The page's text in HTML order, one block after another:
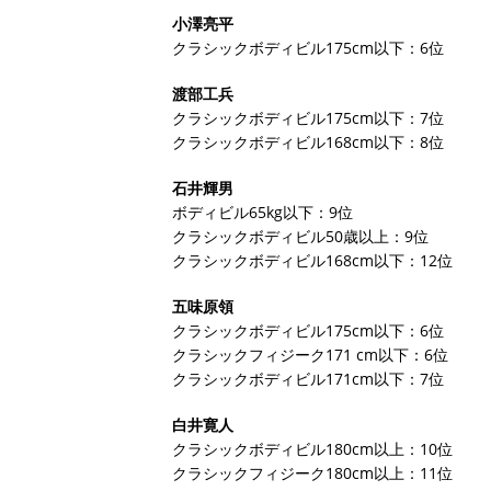
小澤亮平
クラシックボディビル175cm以下：6位
渡部工兵
クラシックボディビル175cm以下：7位
クラシックボディビル168cm以下：8位
石井輝男
ボディビル65kg以下：9位
クラシックボディビル50歳以上：9位
クラシックボディビル168cm以下：12位
五味原領
クラシックボディビル175cm以下：6位
クラシックフィジーク171 cm以下：6位
クラシックボディビル171cm以下：7位
白井寛人
クラシックボディビル180cm以上：10位
クラシックフィジーク180cm以上：11位